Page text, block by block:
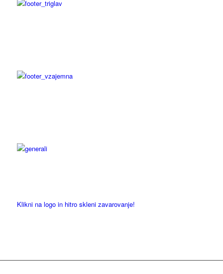
Klikni na logo in hitro skleni zavarovanje!